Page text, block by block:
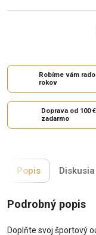
Robíme vám
rokov
Doprava od 100 €
zadarmo
Popis Diskusia
Podrobný popis
Doplňte svoj športový